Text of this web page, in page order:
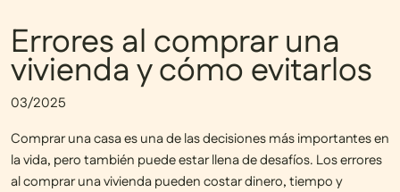
Errores al comprar una
vivienda y cómo evitarlos
03/2025
Comprar una casa es una de las decisiones más importantes en
la vida, pero también puede estar llena de desafíos. Los errores
al comprar una viviendapueden costar dinero, tiempo y